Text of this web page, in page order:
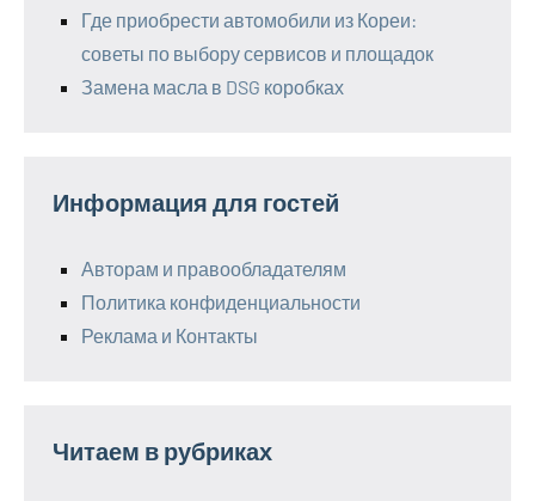
Где приобрести автомобили из Кореи:
советы по выбору сервисов и площадок
Замена масла в DSG коробках
Информация для гостей
Авторам и правообладателям
Политика конфиденциальности
Реклама и Контакты
Читаем в рубриках